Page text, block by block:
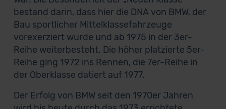
bestand darin, dass hier die DNA von BMW, der
Bau sportlicher Mittelklassefahrzeuge
vorexerziert wurde und ab 1975 in der 3er-
Reihe weiterbesteht. Die höher platzierte 5er-
Reihe ging 1972 ins Rennen, die 7er-Reihe in
der Oberklasse datiert auf 1977.
Der Erfolg von BMW seit den 1970er Jahren